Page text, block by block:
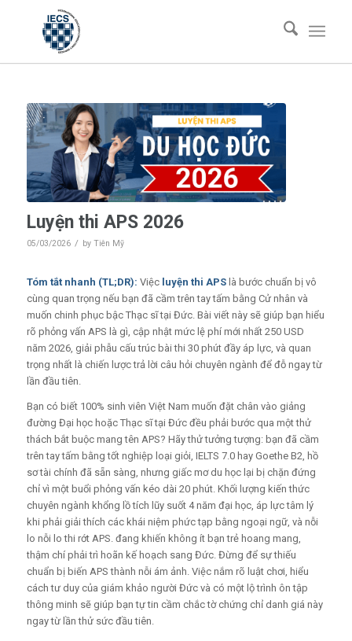
Luyện thi APS 2026
05/03/2026 / by Tiên Mỹ
Tóm tắt nhanh (TL;DR): Việc luyện thi APSlà bước chuẩn bị vô
cùng quan trọng nếu bạn đã cầm trên tay tấm bằng Cử nhân và
muốn chinh phục bậc Thạc sĩ tại Đức. Bài viết này sẽ giúp bạn hiểu
rõ phỏng vấn APS là gì, cập nhật mức lệ phí mới nhất 250 USD
năm 2026, giải phẫu cấu trúc bài thi 30 phút đầy áp lực, và quan
trọng nhất là chiến lược trả lời câu hỏi chuyên ngành để đỗ ngay từ
lần đầu tiên.
Bạn có biết 100% sinh viên Việt Nam muốn đặt chân vào giảng
đường Đại học hoặc Thạc sĩ tại Đức đều phải bước qua một thử
thách bắt buộc mang tên APS? Hãy thử tưởng tượng: bạn đã cầm
trên tay tấm bằng tốt nghiệp loại giỏi, IELTS 7.0 hay Goethe B2, hồ
sơ tài chính đã sẵn sàng, nhưng giấc mơ du học lại bị chặn đứng
chỉ vì một buổi phỏng vấn kéo dài 20 phút. Khối lượng kiến thức
chuyên ngành khổng lồ tích lũy suốt 4 năm đại học, áp lực tâm lý
khi phải giải thích các khái niệm phức tạp bằng ngoại ngữ, và nỗi
lo nỗi lo thi rớt APS. đang khiến không ít bạn trẻ hoang mang,
thậm chí phải trì hoãn kế hoạch sang Đức. Đừng để sự thiếu
chuẩn bị biến APS thành nỗi ám ảnh. Việc nắm rõ luật chơi, hiểu
cách tư duy của giám khảo người Đức và có một lộ trình ôn tập
thông minh sẽ giúp bạn tự tin cầm chắc tờ chứng chỉ danh giá này
ngay từ lần thử sức đầu tiên.